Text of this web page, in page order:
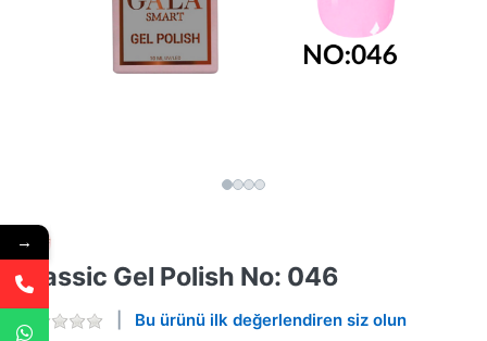
Classic Gel Polish No: 046
Bu ürünü ilk değerlendiren siz olun
→